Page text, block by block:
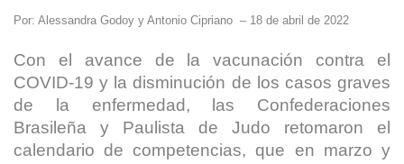
Por: Alessandra Godoy y Antonio Cipriano – 18 de abril de 2022
Con el avance de la vacunación contra el
COVID-19 y la disminución de los casos graves
de la enfermedad, las Confederaciones
Brasileña y Paulista de Judo retomaron el
calendario de competencias, que en marzo y